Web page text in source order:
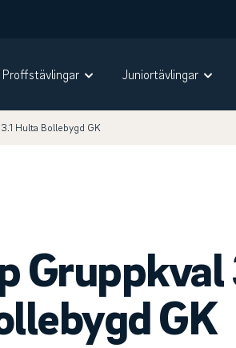
Proffstävlingar Juniortävlingar
Hulta Bollebygd GK
Gruppkval
GK